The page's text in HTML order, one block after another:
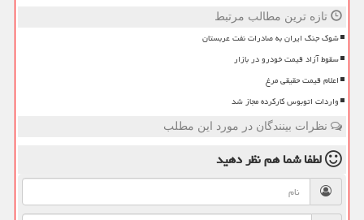
تازه ترین مطالب مرتبط
شوک جنگ ایران به صادرات نفت عربستان
سقوط آزاد قیمت خودرو در بازار
اعلام قیمت حقیقی مرغ
واردات اتوبوس کارکرده مجاز شد
نظرات بینندگان در مورد این مطلب
لطفا شما همنظر دهید